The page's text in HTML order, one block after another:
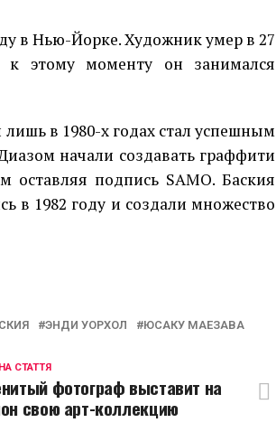
в Нью-Йорке. Художник умер в 27
к этому моменту он занимался
в 1980-х годах стал успешным
начали создавать граффити
оставляя подпись SAMO. Баския
в 1982 году и создали множество
ЭНДИ УОРХОЛ ЮСАКУ МАЕЗАВА
СТАТТЯ
фотограф выставит на
свою арт-коллекцию